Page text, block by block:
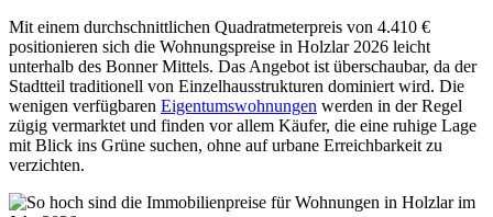
Mit einem durchschnittlichen Quadratmeterpreis von 4.410 €
positionieren sich die Wohnungspreise in Holzlar 2026 leicht
unterhalb des Bonner Mittels. Das Angebot ist überschaubar, da der
Stadtteil traditionell von Einzelhausstrukturen dominiert wird. Die
wenigen verfügbaren Eigentumswohnungen werden in der Regel
zügig vermarktet und finden vor allem Käufer, die eine ruhige Lage
mit Blick ins Grüne suchen, ohne auf urbane Erreichbarkeit zu
verzichten.